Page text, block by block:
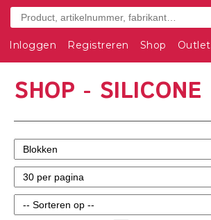
Inloggen Registreren Shop Outlet
SHOP - SILICONE